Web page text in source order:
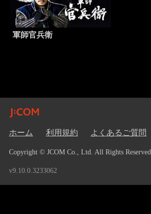
軍師官兵衛
ホーム 利用規約 よくあるご質問
Copyright © JCOM Co., Ltd. All Rights Reserved.
v9.10.0.3233062